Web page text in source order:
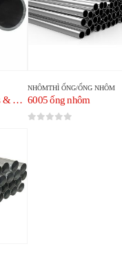
5754 Aluminium Pipes & Tubes
NHÔMTHÌ ỐNG/ỐNG NHÔM
6005 ống nhôm